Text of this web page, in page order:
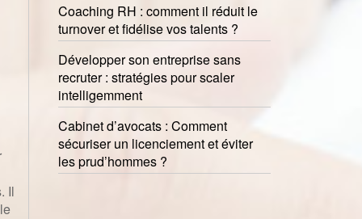
Il
Coaching RH : comment il réduit le
turnover et fidélise vos talents ?
Développer son entreprise sans
recruter : stratégies pour scaler
intelligemment
Cabinet d’avocats : Comment
sécuriser un licenciement et éviter
les prud’hommes ?